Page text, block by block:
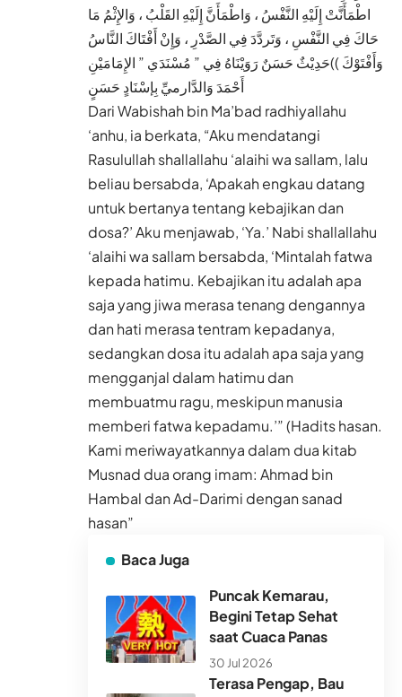
اطْمَأَنَّتْ إِلَيْهِ النَّفْسُ ، وَاطْمَأَنَّ إِلَيْهِ القَلْبُ ، وَالإِثْمُ مَا
حَاكَ فِي النَّفْسِ ، وَتَردَّدَ فِي الصَّدْرِ ، وَإِنْ أَفْتَاكَ النَّاسُ
وَأَفْتَوْكَ ))حَدِيْثٌ حَسَنٌ رَوَيْنَاهُ فِي ” مُسْنَدَي ” الإِمَامَيْنِ
أَحْمَدَ وَالدَّارميِّ بِإسْنَادٍ حَسَنٍ
Dari Wabishah bin Ma’bad radhiyallahu
‘anhu, ia berkata, “Aku mendatangi
Rasulullah shallallahu ‘alaihi wa sallam, lalu
beliau bersabda, ‘Apakah engkau datang
untuk bertanya tentang kebajikan dan
dosa?’ Aku menjawab, ‘Ya.’ Nabi shallallahu
‘alaihi wa sallam bersabda, ‘Mintalah fatwa
kepada hatimu. Kebajikan itu adalah apa
saja yang jiwa merasa tenang dengannya
dan hati merasa tentram kepadanya,
sedangkan dosa itu adalah apa saja yang
mengganjal dalam hatimu dan
membuatmu ragu, meskipun manusia
memberi fatwa kepadamu.’” (Hadits hasan.
Kami meriwayatkannya dalam dua kitab
Musnad dua orang imam: Ahmad bin
Hambal dan Ad-Darimi dengan sanad
hasan”
Baca Juga
Puncak Kemarau,
Begini Tetap Sehat
saat Cuaca Panas
30 Jul 2026
Terasa Pengap, Bau